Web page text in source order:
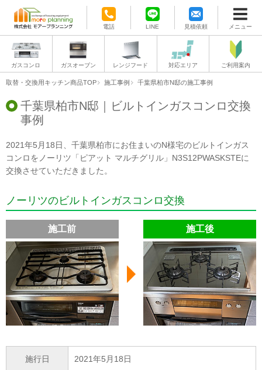
電話 LINE 見積依頼 メニュー
ガスコンロ ガスオーブン レンジフード 対応エリア ご利用案内
取替・交換用キッチン商品TOP 施工事例 千葉県柏市N邸の施工事例
千葉県柏市N邸｜ビルトインガスコンロ交換
事例
2021年5月18日、千葉県柏市にお住まいのN様宅のビルトインガス
コンロをノーリツ「ピアット マルチグリル」N3S12PWASKSTEに
交換させていただきました。
ノーリツのビルトインガスコンロ交換
施工前 施工後
施行日 2021年5月18日